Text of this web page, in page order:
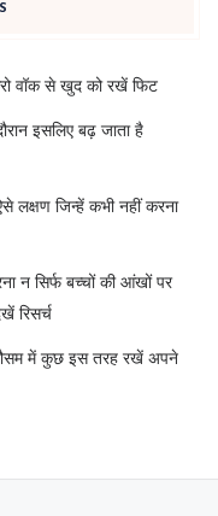
वॉक से खुद को रखें फिट
इसलिए बढ़ जाता है
लक्षण जिन्हें कभी नहीं करना
न सिर्फ बच्चों की आंखों पर
रिसर्च
में कुछ इस तरह रखें अपने